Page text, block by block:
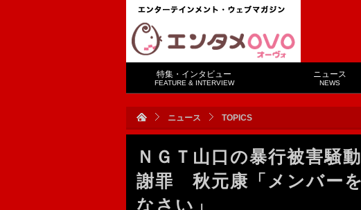
特集・インタビュー
FEATURE & INTERVIEW
ニュース
NEWS
ニュース TOPICS
ＮＧＴ山口の暴行被害騒
謝罪 秋元康「メンバー
なさい」